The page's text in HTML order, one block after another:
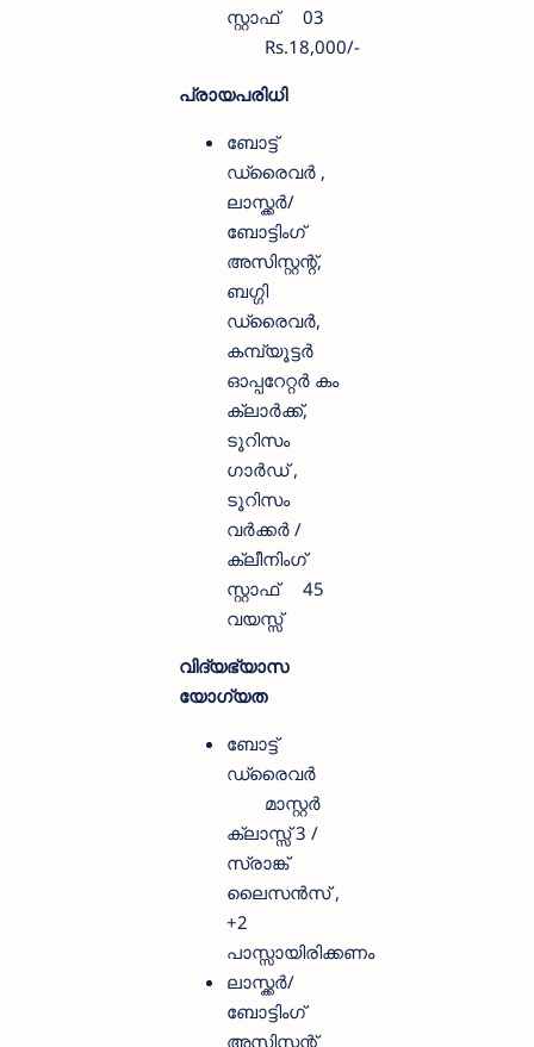
സ്റ്റാഫ്‌
03
Rs.18,000/-
പ്രായപരിധി
ബോട്ട്
ഡ്രൈവര്‍ ,
ലാസ്ക്കര്‍/
ബോട്ടിംഗ്
അസിസ്റ്റന്റ്‌,
ബഗ്ഗി
ഡ്രൈവര്‍,
കമ്പ്യൂട്ടര്‍
ഓപ്പറേറ്റര്‍ കം
ക്ലാര്‍ക്ക്,
ടൂറിസം
ഗാര്‍ഡ് ,
ടൂറിസം
വര്‍ക്കര്‍ /
ക്ലീനിംഗ്
സ്റ്റാഫ്‌
45
വയസ്സ്
വിദ്യഭ്യാസ
യോഗ്യത
ബോട്ട്
ഡ്രൈവര്‍
മാസ്റ്റര്‍
ക്ലാസ്സ്‌ 3 /
സ്രാങ്ക്
ലൈസന്‍സ് ,
+2
പാസ്സായിരിക്കണം
ലാസ്ക്കര്‍/
ബോട്ടിംഗ്
അസിസ്റ്റന്റ്‌